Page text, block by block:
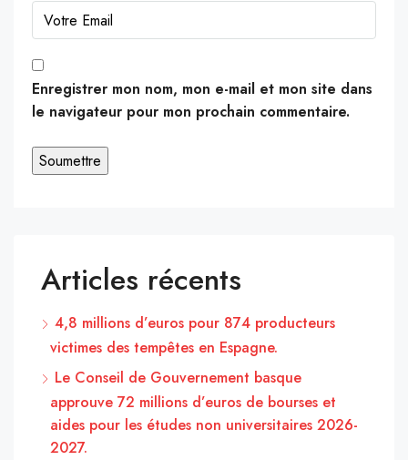
Enregistrer mon nom, mon e-mail et mon site dans
le navigateur pour mon prochain commentaire.
Articles récents
4,8 millions d’euros pour 874 producteurs
victimes des tempêtes en Espagne.
Le Conseil de Gouvernement basque
approuve 72 millions d’euros de bourses et
aides pour les études non universitaires 2026-
2027.